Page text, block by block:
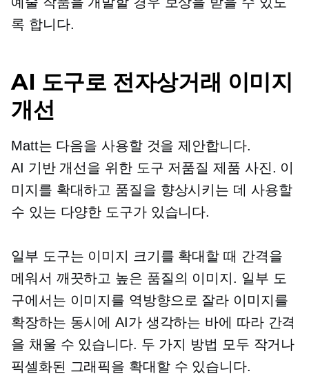
록 합니다.
AI 도구로 전자상거래 이미지
개선
Matt는 다음을 사용할 것을 제안합니다.
AI 기반개선을 위한 도구 저품질 제품 사진. 이
미지를 확대하고 품질을 향상시키는 데 사용할
수 있는 다양한 도구가 있습니다.
일부 도구는 이미지 크기를 확대할 때 간격을
메워서 깨끗하고 높은 품질의 이미지. 일부 도
구에서는 이미지를 역방향으로 잘라 이미지를
확장하는 동시에 AI가 생각하는 바에 따라 간격
을 채울 수 있습니다. 두 가지 방법 모두 작거나
픽셀화된 그래픽을 확대할 수 있습니다.